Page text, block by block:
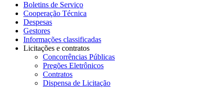
Boletins de Serviço
Cooperação Técnica
Despesas
Gestores
Informações classificadas
Licitações e contratos
Concorrências Públicas
Pregões Eletrônicos
Contratos
Dispensa de Licitação